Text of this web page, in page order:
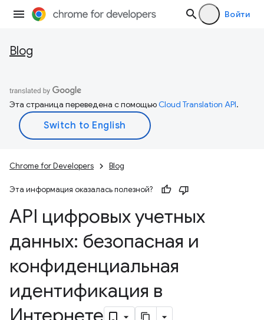
Войти
Blog
Эта страница переведена с помощьюCloud Translation API.
Chrome for Developers Blog
Эта информация оказалась полезной?
API цифровых учетных
данных: безопасная и
конфиденциальная
идентификация в
Интернете